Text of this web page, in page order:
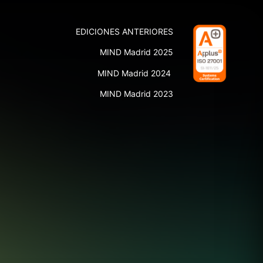
EDICIONES ANTERIORES
MIND Madrid 2025
MIND Madrid 2024
MIND Madrid 2023